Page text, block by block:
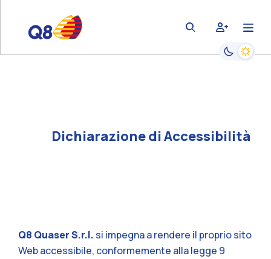
magnifying-glass user-plus bars
Passa
Dichiarazione di Accessibilità
Q8 Quaser S.r.l. si impegna a rendere il proprio sito
Web accessibile, conformemente alla legge 9